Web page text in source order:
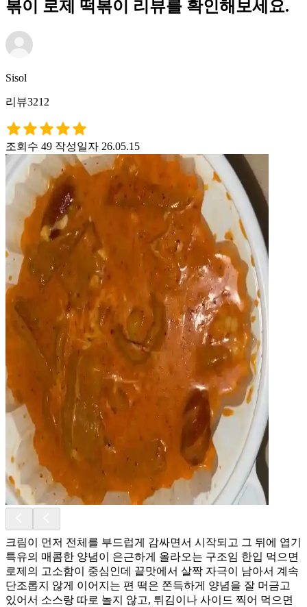
볶이 로제 떡볶이 리뷰를 확인해보세요.
Sisol
리뷰3212
조회수 49 작성일자 26.05.15
크림이 먼저 전체를 부드럽게 감싸면서 시작되고 그 뒤에 엽기
특유의 매콤한 양념이 은근하게 올라오는 구조임 한입 먹으면
로제의 고소함이 중심인데 끝맛에서 살짝 자극이 남아서 계속
단조롭지 않게 이어지는 편 떡은 쫀득하게 양념을 잘 머금고
있어서 소스랑 따로 놀지 않고, 튀김이나 사이드 찍어 먹으면